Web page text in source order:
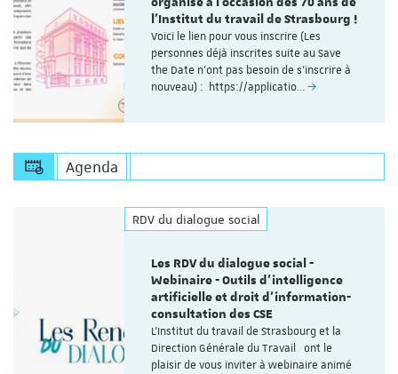
l'Institut du travail de Strasbourg !
Voici le lien pour vous inscrire (Les
personnes déjà inscrites suite au Save
the Date n'ont pas besoin de s'inscrire à
nouveau) : https://applicatio…
Agenda
RDV du dialogue social
Les RDV du dialogue social -
Webinaire - Outils d’intelligence
artificielle et droit d’information-
consultation des CSE
L'Institut du travail de Strasbourg et la
Direction Générale du Travail ont le
plaisir de vous inviter à webinaire animé